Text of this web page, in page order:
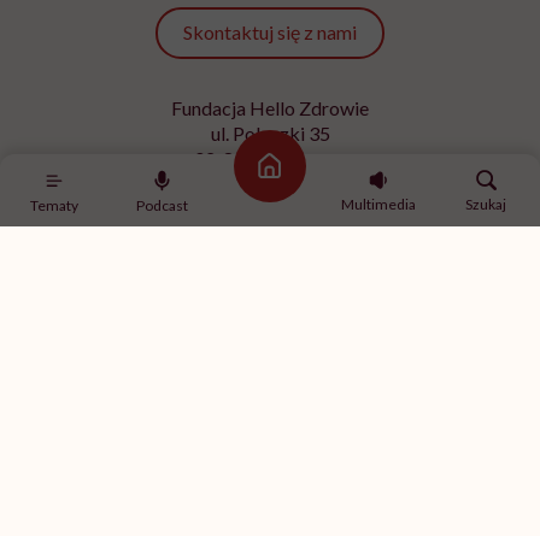
Tematy Podcast
Strona główna
Multimedia
Szukaj
Skontaktuj się z nami
Fundacja Hello Zdrowie
ul. Poleczki 35
02-822 Warszawa
NIP 9512613236
Kontakt z redakcją